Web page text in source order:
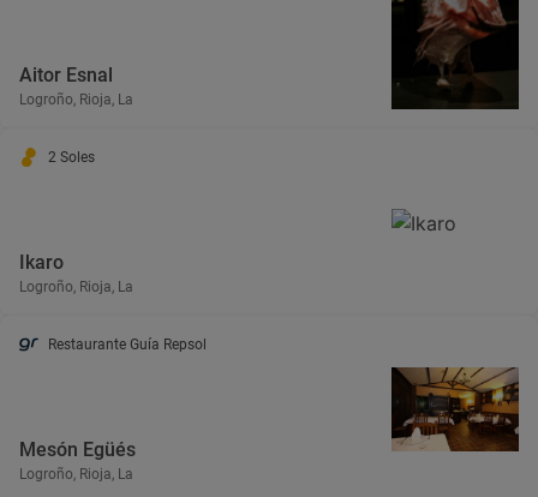
Aitor Esnal
Logroño, Rioja, La
2 Soles
Ikaro
Logroño, Rioja, La
Restaurante Guía Repsol
Mesón Egüés
Logroño, Rioja, La